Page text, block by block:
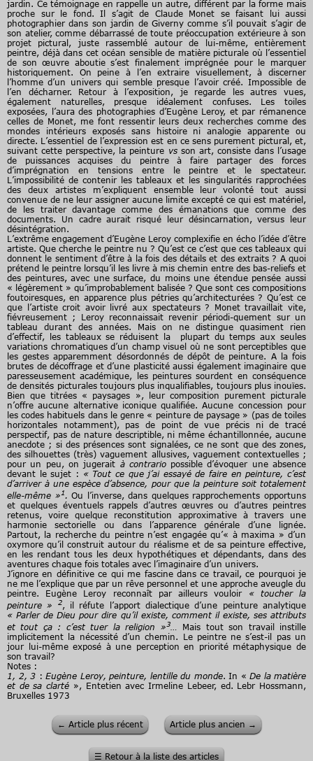
jardin. Ce témoignage en rappelle un autre, différent par la forme mais
proche sur le fond. Il s’agit de Claude Monet se faisant lui aussi
photographier dans son jardin de Giverny comme s’il pouvait s’agir de
son atelier, comme débarrassé de toute préoccupation extérieure à son
projet pictural, juste rassemblé autour de lui-même, entièrement
peintre, déjà dans cet océan sensible de matière picturale où l’essentiel
de son œuvre aboutie s’est finalement imprégnée pour le marquer
historiquement. On peine à l’en extraire visuellement, à discerner
l’homme d’un univers qui semble presque l’avoir créé. Impossible de
l’en décharner. Retour à l’exposition, je regarde les autres vues,
également naturelles, presque idéalement confuses. Les toiles
exposées, l’aura des photographies d’Eugène Leroy, et par rémanence
celles de Monet, me font ressentir leurs deux recherches comme des
mondes intérieurs exposés sans histoire ni analogie apparente ou
directe. L’essentiel de l’expression est en ce sens purement pictural, et,
suivant cette perspective, la peinture vsson art, consiste dans l’usage
de puissances acquises du peintre à faire partager des forces
d’imprégnation en tensions entre le peintre et le spectateur.
L’impossibilité de contenir les tableaux et les singularités rapprochées
des deux artistes m’expliquent ensemble leur volonté tout aussi
convenue de ne leur assigner aucune limite excepté ce qui est matériel,
de les traiter davantage comme des émanations que comme des
documents. Un cadre aurait risqué leur désincarnation, versus leur
désintégration.
L’extrême engagement d’Eugène Leroy complexifie en écho l’idée d’être
artiste. Que cherche le peintre nu ? Qu’est ce c’est que ces tableaux qui
donnent le sentiment d’être à la fois des détails et des extraits ? A quoi
prétend le peintre lorsqu’il les livre à mis chemin entre des bas-reliefs et
des peintures, avec une surface, du moins une étendue pensée aussi
« légèrement » qu’improbablement balisée ? Que sont ces compositions
foutoiresques, en apparence plus pétries qu’architecturées ? Qu’est ce
que l’artiste croit avoir livré aux spectateurs ? Monet travaillait vite,
fiévreusement ; Leroy reconnaissait revenir périodi-quement sur un
tableau durant des années. Mais on ne distingue quasiment rien
d’effectif, les tableaux se réduisent la plupart du temps aux seules
variations chromatiques d’un champ visuel où ne sont perceptibles que
les gestes apparemment désordonnés de dépôt de peinture. A la fois
brutes de décoffrage et d’une plasticité aussi également imaginaire que
paresseusement académique, les peintures sourdent en conséquence
de densités picturales toujours plus inqualifiables, toujours plus inouïes.
Bien que titrées « paysages », leur composition purement picturale
n’offre aucune alternative iconique qualifiée. Aucune concession pour
les codes habituels dans le genre « peinture de paysage » (pas de toiles
horizontales notamment), pas de point de vue précis ni de tracé
perspectif, pas de nature descriptible, ni même échantillonnée, aucune
anecdote ; si des présences sont signalées, ce ne sont que des zones,
des silhouettes (très) vaguement allusives, vaguement contextuelles ;
pour un peu, on jugerait à contrariopossible d’évoquer une absence
devant le sujet : « Tout ce que j’ai essayé de faire en peinture, c’est
d’arriver à une espèce d’absence, pour que la peinture soit totalement
elle-même » 1. Ou l’inverse, dans quelques rapprochements opportuns
et quelques éventuels rappels d’autres œuvres ou d’autres peintres
retenus, voire quelque reconstitution approximative à travers une
harmonie sectorielle ou dans l’apparence générale d’une lignée.
Partout, la recherche du peintre n’est engagée qu’« à maxima » d’un
oxymore qu’il construit autour du réalisme et de sa peinture effective,
en les rendant tous les deux hypothétiques et dépendants, dans des
aventures chaque fois totales avec l’imaginaire d’un univers.
J’ignore en définitive ce qui me fascine dans ce travail, ce pourquoi je
ne me l’explique que par un rêve personnel et une approche aveugle du
peintre. Eugène Leroy reconnaît par ailleurs vouloir
« toucher la
peinture »
2, il réfute l’apport dialectique d’une peinture analytique
« Parler de Dieu pour dire qu’il existe, comment il existe, ses attributs
et tout ça : c’est tuer la religion
»3…
Mais tout son travail instille
implicitement la nécessité d’un chemin. Le peintre ne s’est-il pas un
jour lui-même exposé à une perception en priorité métaphysique de
son travail?
Notes :
1, 2, 3 : Eugène Leroy, peinture, lentille du monde. In « De la matière
et de sa clarté », Entetien avec Irmeline Lebeer, ed. Lebr Hossmann,
Bruxelles 1973
← Article plus récent Article plus ancien →
☰ Retour à la liste des articles